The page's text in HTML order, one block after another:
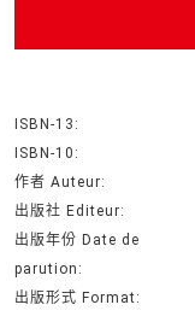
ISBN-13:
ISBN-10:
作者 Auteur:
出版社 Editeur:
出版年份 Date de
parution:
出版形式 Format: